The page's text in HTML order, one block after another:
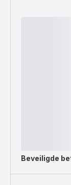
Beveiligde